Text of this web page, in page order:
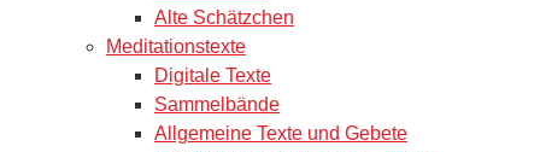
Alte Schätzchen
Meditationstexte
Digitale Texte
Sammelbände
Allgemeine Texte und Gebete